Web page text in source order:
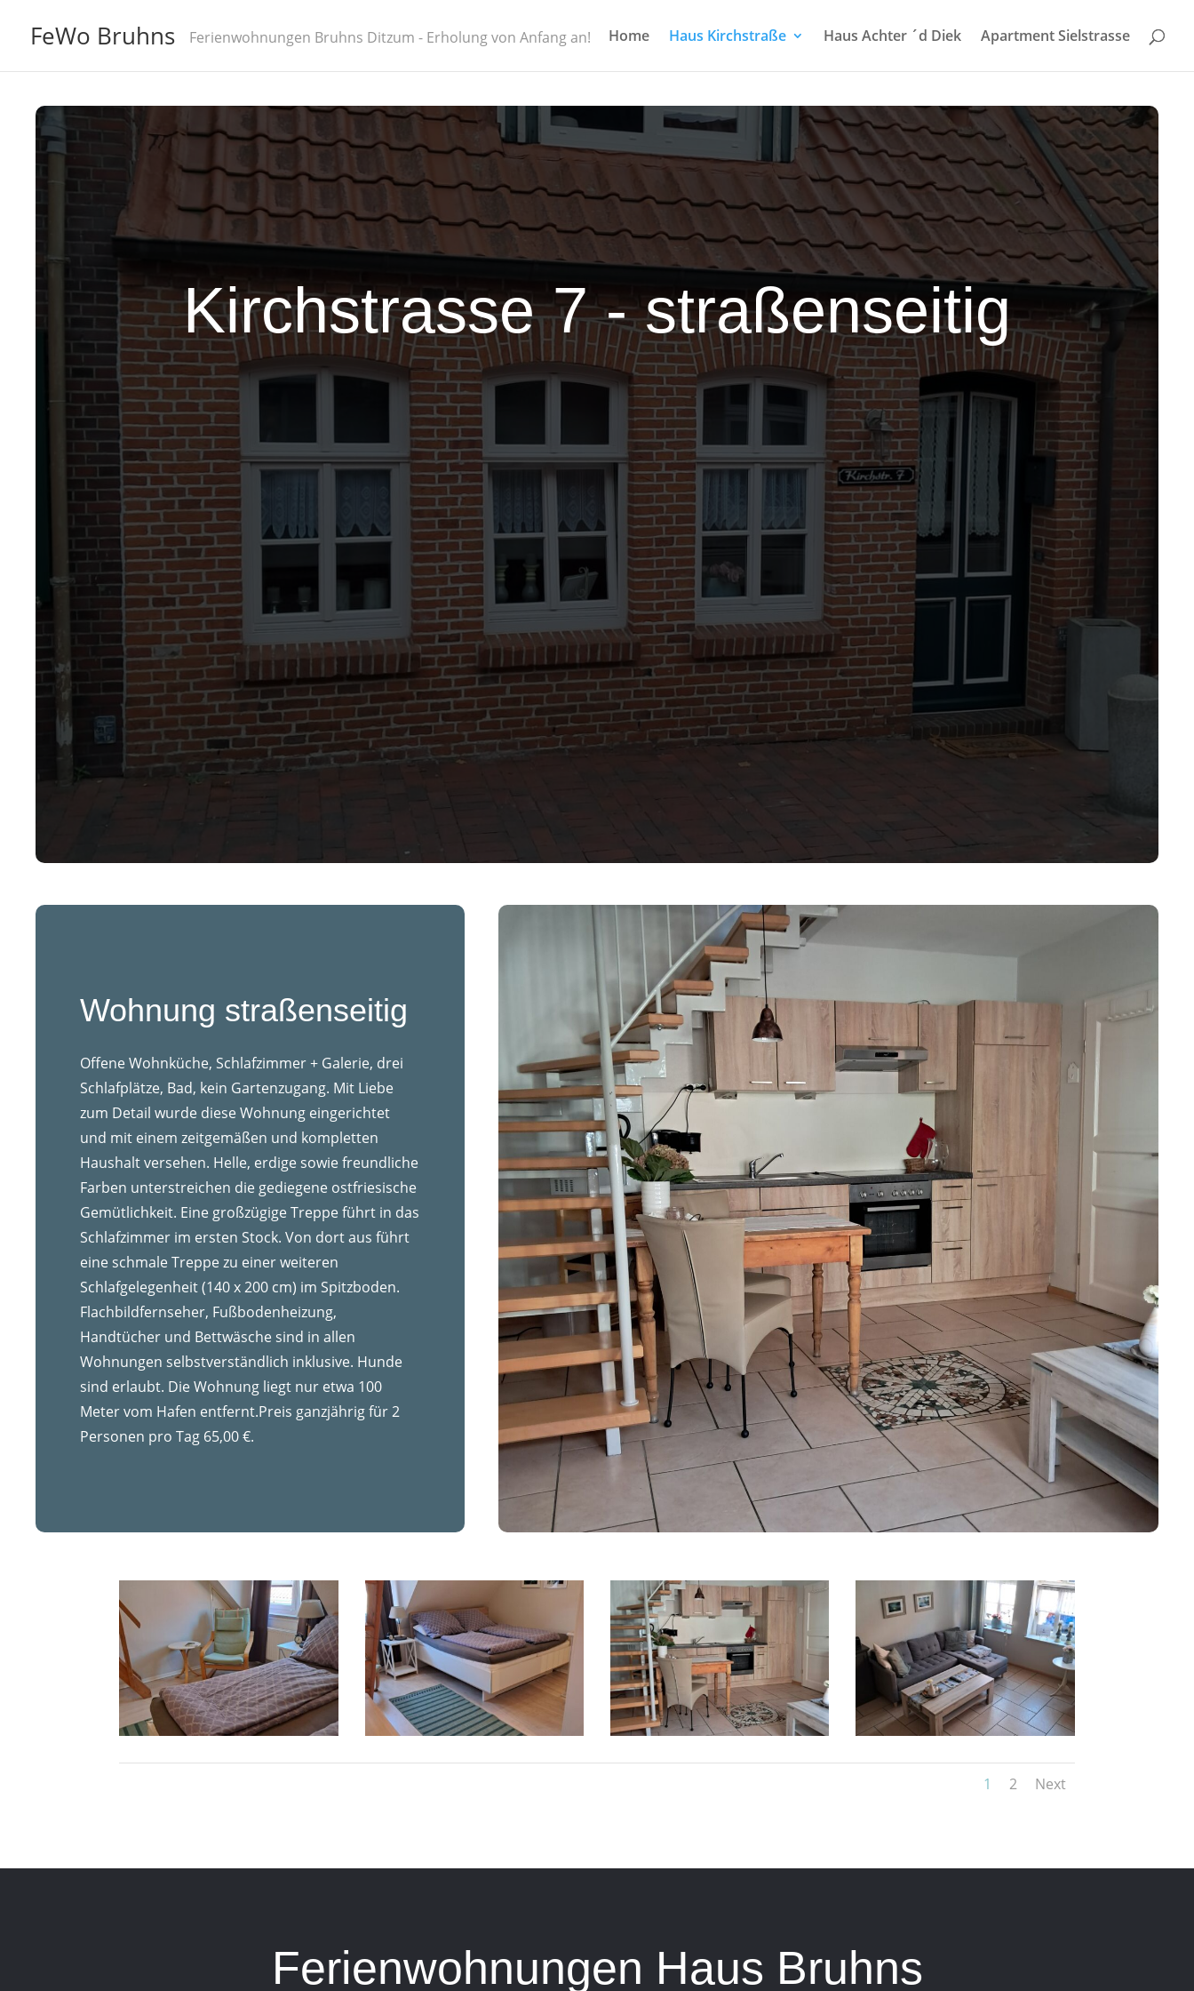
FeWo Bruhns Ferienwohnungen Bruhns Ditzum - Erholung von Anfang an! Home Haus Kirchstraße Haus Achter ´d Diek Apartment Sielstrasse
Kirchstrasse 7 - straßenseitig
Wohnung straßenseitig
Offene Wohnküche, Schlafzimmer + Galerie, drei
Schlafplätze, Bad, kein Gartenzugang. Mit Liebe
zum Detail wurde diese Wohnung eingerichtet
und mit einem zeitgemäßen und kompletten
Haushalt versehen. Helle, erdige sowie freundliche
Farben unterstreichen die gediegene ostfriesische
Gemütlichkeit. Eine großzügige Treppe führt in das
Schlafzimmer im ersten Stock. Von dort aus führt
eine schmale Treppe zu einer weiteren
Schlafgelegenheit (140 x 200 cm) im Spitzboden.
Flachbildfernseher, Fußbodenheizung,
Handtücher und Bettwäsche sind in allen
Wohnungenselbstverständlich inklusive. Hunde
sind erlaubt. Die Wohnung liegt nur etwa 100
Meter vom Hafen entfernt.Preis ganzjährig für 2
Personen pro Tag 65,00 €.
1 2 Next
Ferienwohnungen Haus Bruhns